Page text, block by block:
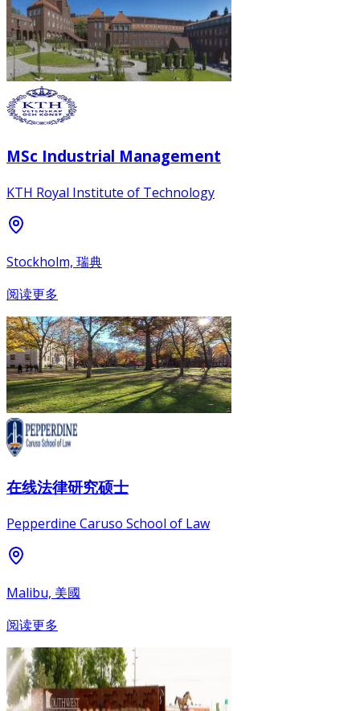
MSc Industrial Management
KTH Royal Institute of Technology
Stockholm, 瑞典
阅读更多
在线法律研究硕士
Pepperdine Caruso School of Law
Malibu, 美國
阅读更多